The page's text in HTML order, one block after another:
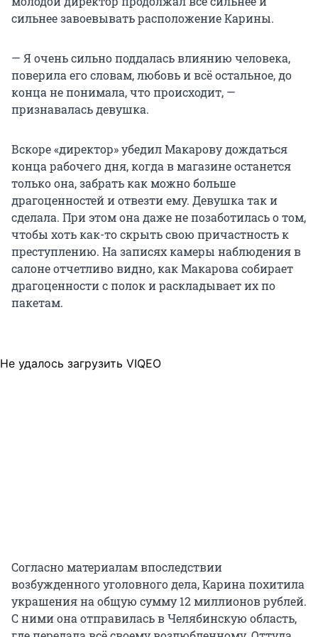
сильнее завоевывать расположение Карины.
— Я очень сильно поддалась влиянию человека,
поверила его словам, любовь и всё остальное, до
конца не понимала, что происходит, —
признавалась девушка.
Вскоре «директор» убедил Макарову дождаться
конца рабочего дня, когда в магазине останется
только она, забрать как можно больше
драгоценностей и отвезти ему. Девушка так и
сделала. При этом она даже не позаботилась о том,
чтобы хоть как-то скрыть свою причастность к
преступлению. На записях камеры наблюдения в
салоне отчетливо видно, как Макарова собирает
драгоценности с полок и раскладывает их по
пакетам.
Не удалось загрузить VIQEO
Согласно материалам впоследствии
возбужденного уголовного дела, Карина похитила
украшения на общую сумму 12 миллионов рублей.
С ними она отправилась в Челябинскую область,